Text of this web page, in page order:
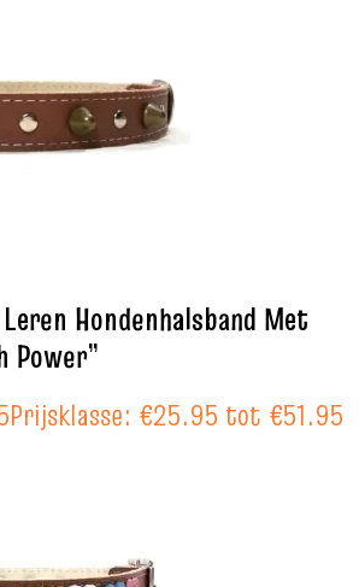
Hondenhalsband Met
Power”
Prijsklasse: €25.95 tot €51.95